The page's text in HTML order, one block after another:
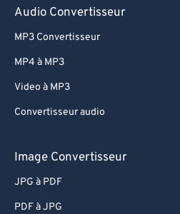
Audio Convertisseur
MP3 Convertisseur
MP4 à MP3
Video à MP3
Convertisseur audio
Image Convertisseur
JPG à PDF
PDF à JPG